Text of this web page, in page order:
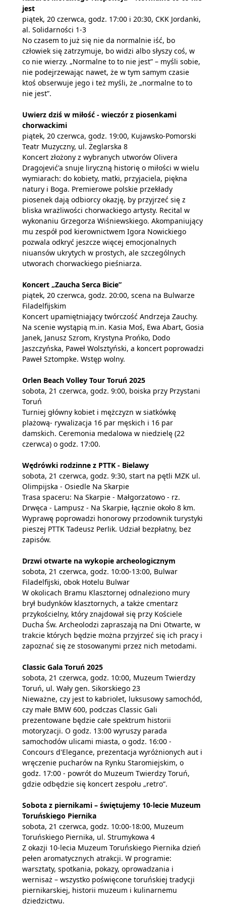
jest
piątek, 20 czerwca, godz. 17:00 i 20:30, CKK Jordanki,
al. Solidarności 1-3
No czasem to już się nie da normalnie iść, bo
człowiek się zatrzymuje, bo widzi albo słyszy coś, w
co nie wierzy. „Normalne to to nie jest” – myśli sobie,
nie podejrzewając nawet, że w tym samym czasie
ktoś obserwuje jego i też myśli, że „normalne to to
nie jest”.
Uwierz dziś w miłość - wieczór z piosenkami
chorwackimi
piątek, 20 czerwca, godz. 19:00, Kujawsko-Pomorski
Teatr Muzyczny, ul. Żeglarska 8
Koncert złożony z wybranych utworów Olivera
Dragojević'a snuje liryczną historię o miłości w wielu
wymiarach: do kobiety, matki, przyjaciela, piękna
natury i Boga. Premierowe polskie przekłady
piosenek dają odbiorcy okazję, by przyjrzeć się z
bliska wrażliwości chorwackiego artysty. Recital w
wykonaniu Grzegorza Wiśniewskiego. Akompaniujący
mu zespół pod kierownictwem Igora Nowickiego
pozwala odkryć jeszcze więcej emocjonalnych
niuansów ukrytych w prostych, ale szczególnych
utworach chorwackiego pieśniarza.
Koncert „Zaucha Serca Bicie”
piątek, 20 czerwca, godz. 20:00, scena na Bulwarze
Filadelfijskim
Koncert upamiętniający twórczość Andrzeja Zauchy.
Na scenie wystąpią m.in. Kasia Moś, Ewa Abart, Gosia
Janek, Janusz Szrom, Krystyna Prońko, Dodo
Jaszczyńska, Paweł Wolsztyński, a koncert poprowadzi
Paweł Sztompke. Wstęp wolny.
Orlen Beach Volley Tour Toruń 2025
sobota, 21 czerwca, godz. 9:00, boiska przy Przystani
Toruń
Turniej główny kobiet i mężczyzn w siatkówkę
plażową- rywalizacja 16 par męskich i 16 par
damskich. Ceremonia medalowa w niedzielę (22
czerwca) o godz. 17:00.
Wędrówki rodzinne z PTTK - Bielawy
sobota, 21 czerwca, godz. 9:30, start na pętli MZK ul.
Olimpijska - Osiedle Na Skarpie
Trasa spaceru: Na Skarpie - Małgorzatowo - rz.
Drwęca - Lampusz - Na Skarpie, łącznie około 8 km.
Wyprawę poprowadzi honorowy przodownik turystyki
pieszej PTTK Tadeusz Perlik. Udział bezpłatny, bez
zapisów.
Drzwi otwarte na wykopie archeologicznym
sobota, 21 czerwca, godz. 10:00-13:00, Bulwar
Filadelfijski, obok Hotelu Bulwar
W okolicach Bramu Klasztornej odnaleziono mury
brył budynków klasztornych, a także cmentarz
przykościelny, który znajdował się przy Kościele
Ducha Św. Archeolodzi zapraszają na Dni Otwarte, w
trakcie których będzie można przyjrzeć się ich pracy i
zapoznać się ze stosowanymi przez nich metodami.
Classic Gala Toruń 2025
sobota, 21 czerwca, godz. 10:00, Muzeum Twierdzy
Toruń, ul. Wały gen. Sikorskiego 23
Nieważne, czy jest to kabriolet, luksusowy samochód,
czy małe BMW 600, podczas Classic Gali
prezentowane będzie całe spektrum historii
motoryzacji. O godz. 13:00 wyruszy parada
samochodów ulicami miasta, o godz. 16:00 -
Concours d'Elegance, prezentacja wyróżnionych aut i
wręczenie pucharów na Rynku Staromiejskim, o
godz. 17:00 - powrót do Muzeum Twierdzy Toruń,
gdzie odbędzie się koncert zespołu „retro”.
Sobota z piernikami – świętujemy 10-lecie Muzeum
Toruńskiego Piernika
sobota, 21 czerwca, godz. 10:00-18:00, Muzeum
Toruńskiego Piernika, ul. Strumykowa 4
Z okazji 10-lecia Muzeum Toruńskiego Piernika dzień
pełen aromatycznych atrakcji. W programie:
warsztaty, spotkania, pokazy, oprowadzania i
wernisaż – wszystko poświęcone toruńskiej tradycji
piernikarskiej, historii muzeum i kulinarnemu
dziedzictwu.